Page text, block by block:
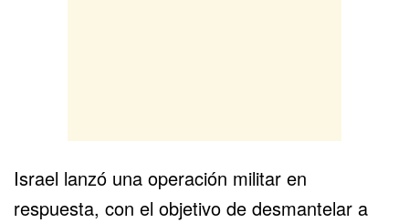
Israel lanzó una operación militar en
respuesta, con el objetivo de desmantelar a